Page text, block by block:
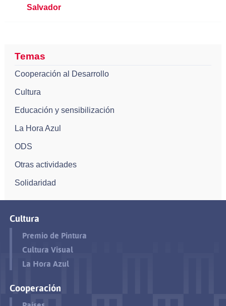
Salvador
Temas
Cooperación al Desarrollo
Cultura
Educación y sensibilización
La Hora Azul
ODS
Otras actividades
Solidaridad
Cultura
Premio de Pintura
Cultura Visual
La Hora Azul
Cooperación